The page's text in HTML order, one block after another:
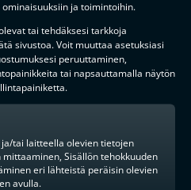
ja toimintoihin.
tai tehdäksesi tarkkoja
sivustoa. Voit muuttaa asetuksiasi
peruuttaminen,
tai napsauttamalla näytön
tai laitteella olevien tietojen
Sisällön tehokkuuden
eri lähteistä peräisin olevien
avulla.
KUMPPANIT